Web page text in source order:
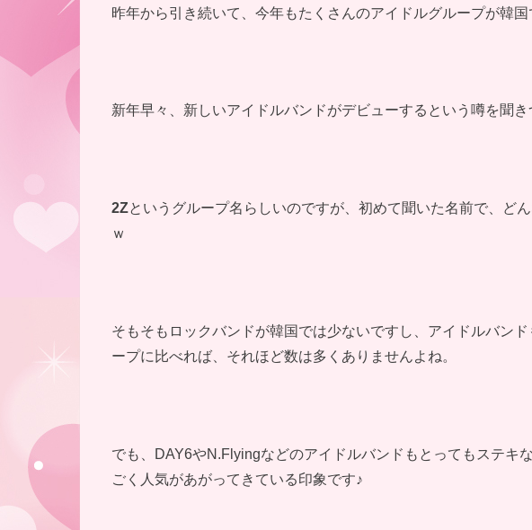
昨年から引き続いて、今年もたくさんのアイドルグループが韓
新年早々、新しいアイドルバンドがデビューするという噂を聞き
2Zというグループ名らしいのですが、初めて聞いた名前で、ど
ｗ
そもそもロックバンドが韓国では少ないですし、アイドルバン
ープに比べれば、それほど数は多くありませんよね。
でも、DAY6やN.Flyingなどのアイドルバンドもとってもステキ
ごく人気があがってきている印象です♪